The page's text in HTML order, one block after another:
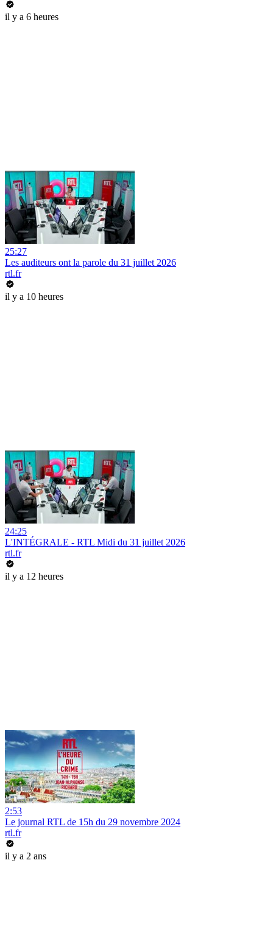
il y a 6 heures
25:27
Les auditeurs ont la parole du 31 juillet 2026
rtl.fr
il y a 10 heures
24:25
L'INTÉGRALE - RTL Midi du 31 juillet 2026
rtl.fr
il y a 12 heures
2:53
Le journal RTL de 15h du 29 novembre 2024
rtl.fr
il y a 2 ans